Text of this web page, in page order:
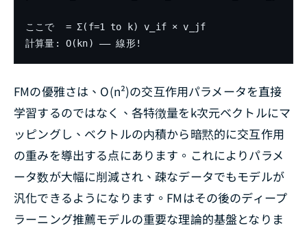
ここで
= Σ(f=1 to k) v_if × v_jf
FMの優雅さは、O(n²)の交互作用パラメータを直接
学習するのではなく、各特徴量をk次元ベクトルにマ
ッピングし、ベクトルの内積から暗黙的に交互作用
の重みを導出する点にあります。これによりパラメ
ータ数が大幅に削減され、疎なデータでもモデルが
汎化できるようになります。FMはその後のディープ
ラーニング推薦モデルの重要な理論的基盤となりま